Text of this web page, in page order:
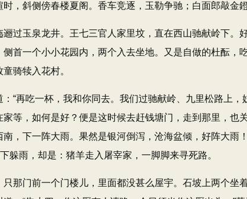
，斜侧傍春楼夏阁。香车竞逐，玉勒争驰；白面郎敲金
玉泉龙井。王七三官人家里坟，直在西山驰献岭下。
首一个小小花园内，两个入去坐地。又是自做的杜酝
骑犊入花村。
再吃一杯，我和你同去。我们过驰献岭、九里松路上，
等，如何是好？便是这时候去赶钱塘门，走到那里，也
，下一阵大雨。果然是银河倒泻，沧海盆倾，好阵大雨
躲雨，却是：猪羊走入屠宰家，一脚脚来寻死路。
门前一个门楼儿，里面都没甚么屋宇。石坡上两个坐